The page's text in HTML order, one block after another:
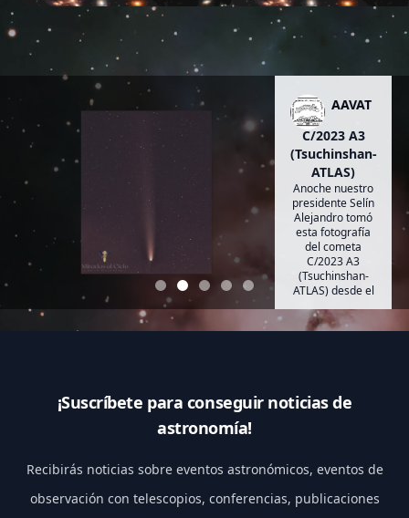
AAVAT
C/2023 A3
(Tsuchinshan-
ATLAS)
Anoche nuestro
presidente Selín
Alejandro tomó
esta fotografía
del cometa
C/2023 A3
(Tsuchinshan-
ATLAS) desde el
Querétaro.
¡Suscríbete para conseguir noticias de
astronomía!
Recibirás noticias sobre eventos astronómicos, eventos de
observación con telescopios, conferencias, publicaciones